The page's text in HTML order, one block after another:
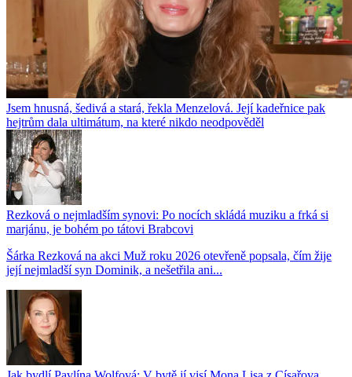
Jsem hnusná, šedivá a stará, řekla Menzelová. Její kadeřnice pak
hejtrům dala ultimátum, na které nikdo neodpověděl
Rezková o nejmladším synovi: Po nocích skládá muziku a frká si
marjánu, je bohém po tátovi Brabcovi
Šárka Rezková na akci Muž roku 2026 otevřeně popsala, čím žije
její nejmladší syn Dominik, a nešetřila ani...